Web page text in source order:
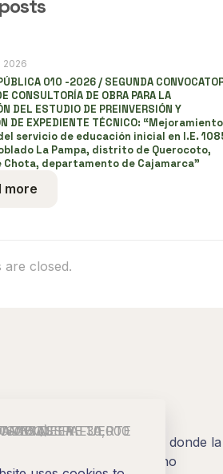
2026
010 -2026 / SEGUNDA
CONSULTORÍA DE OBRA PARA LA
DEL ESTUDIO DE PREINVERSIÓN Y
DE EXPEDIENTE TÉCNICO:
servicio de educación inicial en I.E.
La Pampa, distrito de Querocoto,
Chota, departamento de Cajamarca”
more
are closed.
una gestión participativa, donde la
no solo es beneficiaria, sino